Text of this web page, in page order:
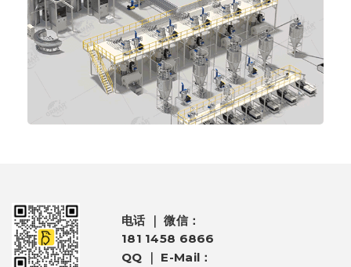
电话 ｜ 微信：
181 1458 6866
QQ ｜ E-Mail：